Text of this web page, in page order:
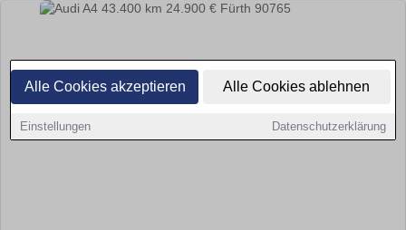
Alle Cookies akzeptieren Alle Cookies ablehnen
Einstellungen Datenschutzerklärung